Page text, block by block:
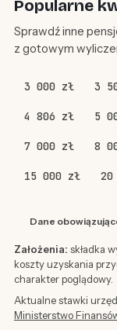
Popularne
Sprawdź inne
z gotowym
3 000 zł 3
4 806 zł 5
7 000 zł 8
15 000 zł
Dane
Założenia: składka
koszty uzyskania
charakter poglądowy.
Aktualne stawki
Ministerstwo